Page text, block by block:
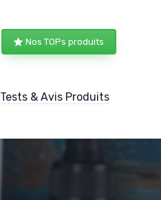
Nos TOPs produits
Tests & Avis Produits